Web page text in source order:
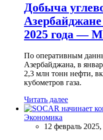
Добыча
2025 года —
По оперативным
Азербайджана, в
2,3 млн тонн нефти,
кубометров газа.
Читать далее
Экономика
12 февраль